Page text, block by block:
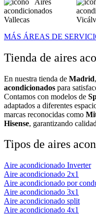
acondicionados
Vallecas
MÁS ÁREAS DE
Tienda de aires
En nuestra tienda de Madrid
acondicionados para
Contamos con modelos de
adaptados a diferentes
marcas reconocidas como
Hisense, garantizando
Tipos de aires
Aire acondicionado Inverter
Aire acondicionado 2x1
Aire acondicionado por
Aire acondicionado 3x1
Aire acondicionado split
Aire acondicionado 4x1